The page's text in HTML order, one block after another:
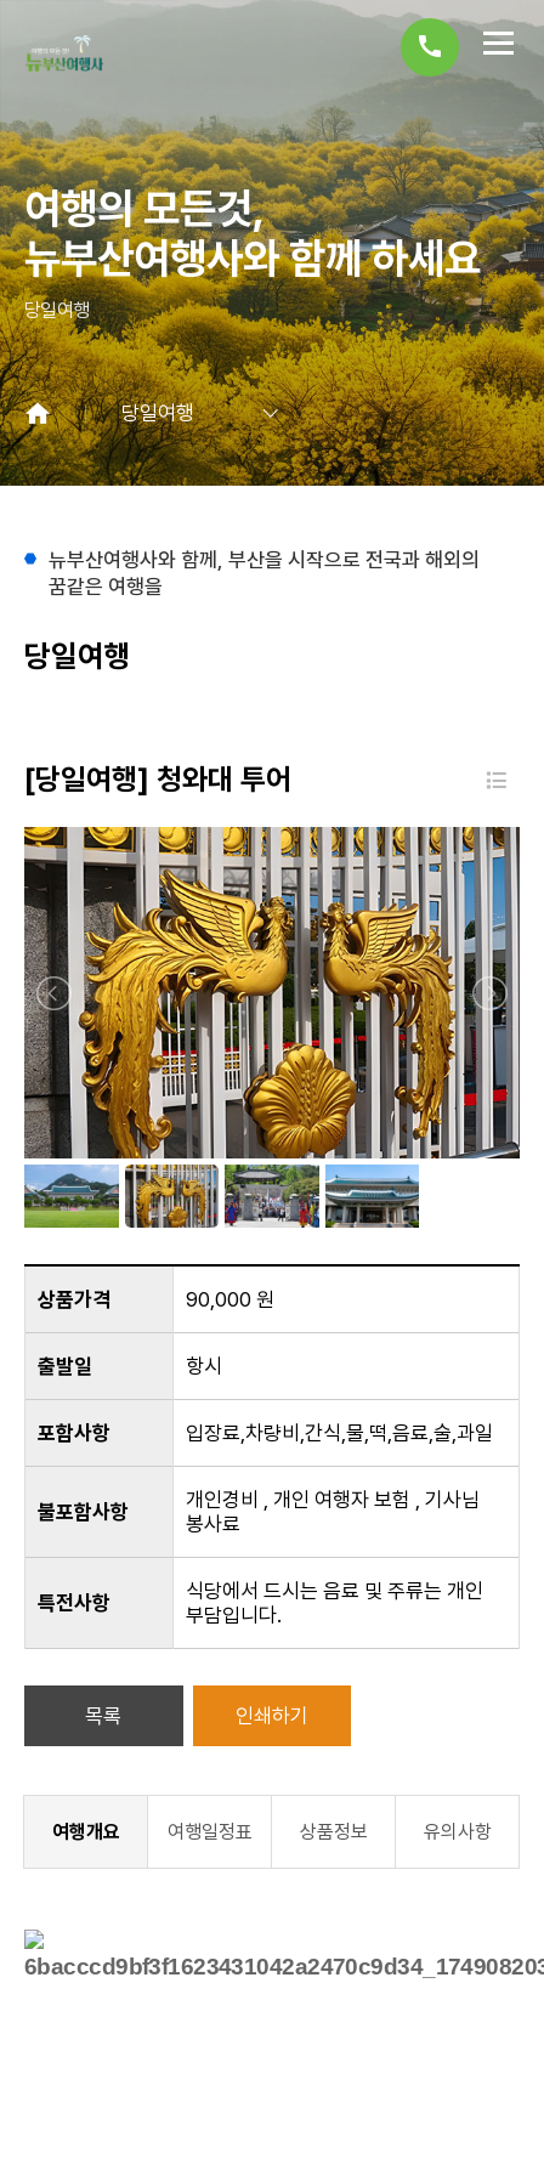
call
여행의 모든것,
뉴부산여행사와 함께 하세요
당일여행
당일여행
뉴부산여행사와 함께, 부산을 시작으로 전국과 해외의
꿈같은 여행을
당일여행
[당일여행] 청와대 투어
상품가격 90,000 원
출발일 항시
포함사항 입장료,차량비,간식,물,떡,음료,술,과일
불포함사항
개인경비 , 개인 여행자 보험 , 기사님
봉사료
특전사항
식당에서 드시는 음료 및 주류는 개인
부담입니다.
목록 인쇄하기
여행개요 여행일정표 상품정보 유의사항